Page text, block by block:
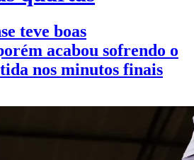
teve boas
acabou sofrendo o
nos minutos finais